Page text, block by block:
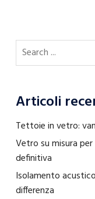
Articoli
Tettoie in vetro:
Vetro su misura per
definitiva
Isolamento
differenza